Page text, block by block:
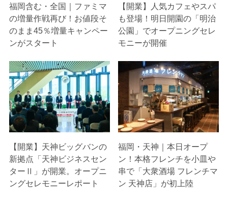
福岡含む・全国｜ファミマ
の増量作戦再び！お値段そ
のまま45％増量キャンペー
ンがスタート
【開業】人気カフェやスパ
も登場！明日開園の「明治
公園」でオープニングセレ
モニーが開催
【開業】天神ビッグバンの
新拠点「天神ビジネスセン
ターⅡ」が開業。オープニ
ングセレモニーレポート
福岡・天神｜本日オープ
ン！本格フレンチを小皿や
串で「大衆酒場 フレンチマ
ン 天神店」が初上陸